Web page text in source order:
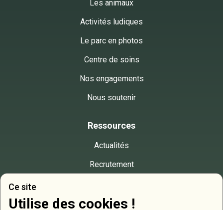
Les animaux
Activités ludiques
Le parc en photos
Centre de soins
Nos engagements
Nous soutenir
Ressources
Actualités
Recrutement
Ce site
Utilise des cookies !